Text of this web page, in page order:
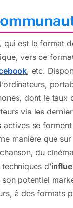
, qui est le format
vers ce
, etc.
dont le taux
via les
actives se
manière que
du
d’
potentiel
à des formats